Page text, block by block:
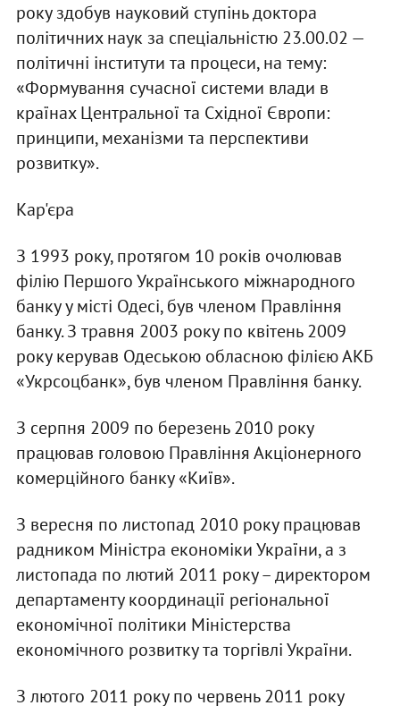
року здобув науковий ступінь доктора
політичних наук за спеціальністю 23.00.02 —
політичні інститути та процеси, на тему:
«Формування сучасної системи влади в
країнах Центральної та Східної Європи:
принципи, механізми та перспективи
розвитку».
Кар'єра
З 1993 року, протягом 10 років очолював
філію Першого Українського міжнародного
банку у місті Одесі, був членом Правління
банку. З травня 2003 року по квітень 2009
року керував Одеською обласною філією АКБ
«Укрсоцбанк», був членом Правління банку.
З серпня 2009 по березень 2010 року
працював головою Правління Акціонерного
комерційного банку «Київ».
З вересня по листопад 2010 року працював
радником Міністра економіки України, а з
листопада по лютий 2011 року – директором
департаменту координації регіональної
економічної політики Міністерства
економічного розвитку та торгівлі України.
З лютого 2011 року по червень 2011 року